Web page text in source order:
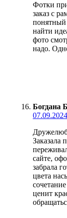
Фотки
заказ с
найти
фото
надо.
Богдана
07.09.2024
Заказала
сайте,
забрала
цвета
ценит